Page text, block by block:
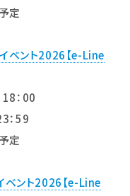
定
ベント2026【e-Line
：00
：59
定
ベント2026【e-Line